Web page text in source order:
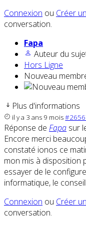
Connexion ou Créer
conversation.
Fapa
Auteur du
Hors Ligne
Nouveau
Plus d'informations
il y a 3 ans 9 mois
Réponse de Fapa sur
Encore merci
constaté ionos ce
mon mis à disposition
essayer de le
informatique, le
Connexion ou Créer
conversation.